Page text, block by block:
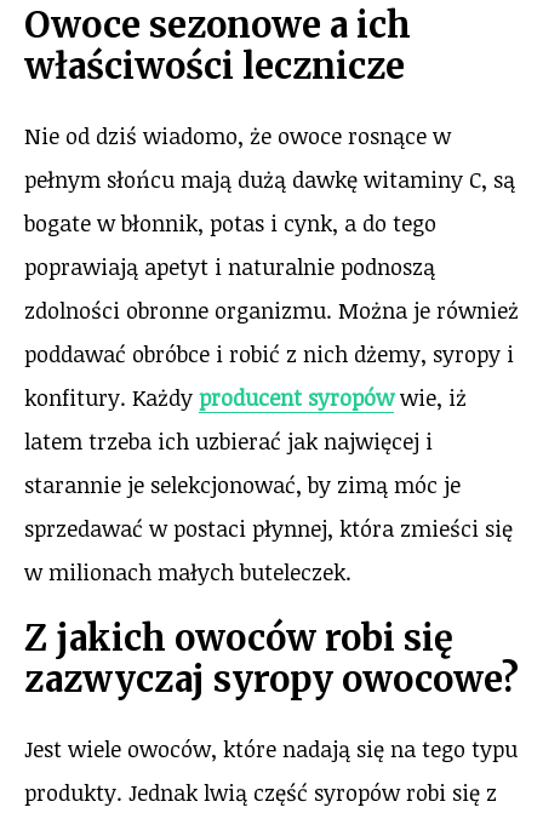
Owoce sezonowe a ich
właściwości lecznicze
Nie od dziś wiadomo, że owoce rosnące w
pełnym słońcu mają dużą dawkę witaminy C, są
bogate w błonnik, potas i cynk, a do tego
poprawiają apetyt i naturalnie podnoszą
zdolności obronne organizmu. Można je również
poddawać obróbce i robić z nich dżemy, syropy i
konfitury. Każdy producent syropówwie, iż
latem trzeba ich uzbierać jak najwięcej i
starannie je selekcjonować, by zimą móc je
sprzedawać w postaci płynnej, która zmieści się
w milionach małych buteleczek.
Z jakich owoców robi się
zazwyczaj syropy owocowe?
Jest wiele owoców, które nadają się na tego typu
produkty. Jednak lwią część syropów robi się z